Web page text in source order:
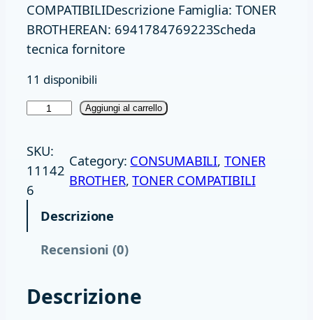
COMPATIBILIDescrizione Famiglia: TONER
BROTHEREAN: 6941784769223Scheda
tecnica fornitore
11 disponibili
N
E
R
R
T
Aggiungi al carrello
SKU:
11142
6
Category: CONSUMABILI, TONER
BROTHER, TONER COMPATIBILI
Descrizione
Recensioni (0)
Descrizione